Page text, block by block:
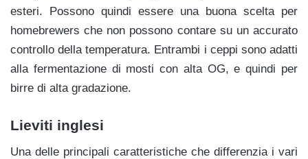
esteri. Possono quindi essere una buona scelta per
homebrewers che non possono contare su un accurato
controllo della temperatura. Entrambi i ceppi sono adatti
alla fermentazione di mosti con alta OG, e quindi per
birre di alta gradazione.
Lieviti inglesi
Una delle principali caratteristiche che differenzia i vari